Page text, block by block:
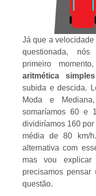
Já que a velocidade
questionada,
primeiro
aritmética simples
subida e descida.
Moda e Mediana
somaríamos 60 e
dividiríamos 160
média de 80 km/
alternativa com
mas vou
precisamos pensar
questão.